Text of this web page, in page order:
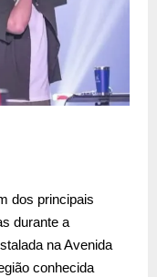
dos principais
durante a
na Avenida
conhecida